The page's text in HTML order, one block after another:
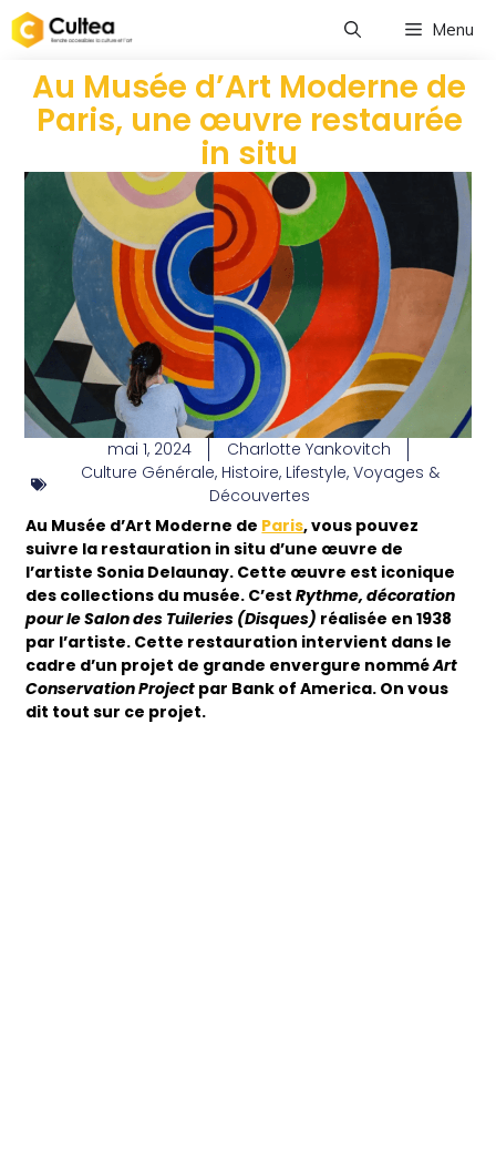
Menu
Au Musée d’Art Moderne de
Paris, une œuvre restaurée
in situ
mai 1, 2024
Charlotte Yankovitch
Culture Générale, Histoire, Lifestyle, Voyages &
Découvertes
Au Musée d’Art Moderne de Paris, vous pouvez
suivre la restauration in situ d’une œuvre de
l’artiste Sonia Delaunay. Cette œuvre est iconique
des collections du musée. C’estRythme, décoration
pour le Salon des Tuileries (Disques) réalisée en 1938
par l’artiste. Cette restauration intervient dans le
cadre d’un projet de grande envergure nomméArt
Conservation Project par Bank of America. On vous
dit tout sur ce projet.